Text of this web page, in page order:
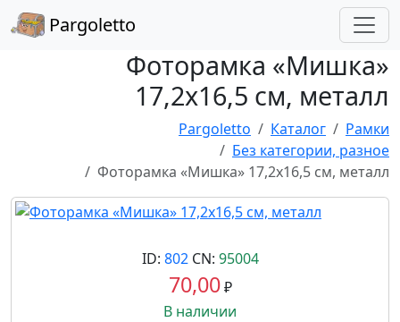
Pargoletto
Фоторамка «Мишка»
17,2x16,5 см, металл
Pargoletto Каталог
Рамки
Без категории, разное
Фоторамка «Мишка» 17,2x16,5 см, металл
ID: 802CN: 95004
70,00₽
В наличии